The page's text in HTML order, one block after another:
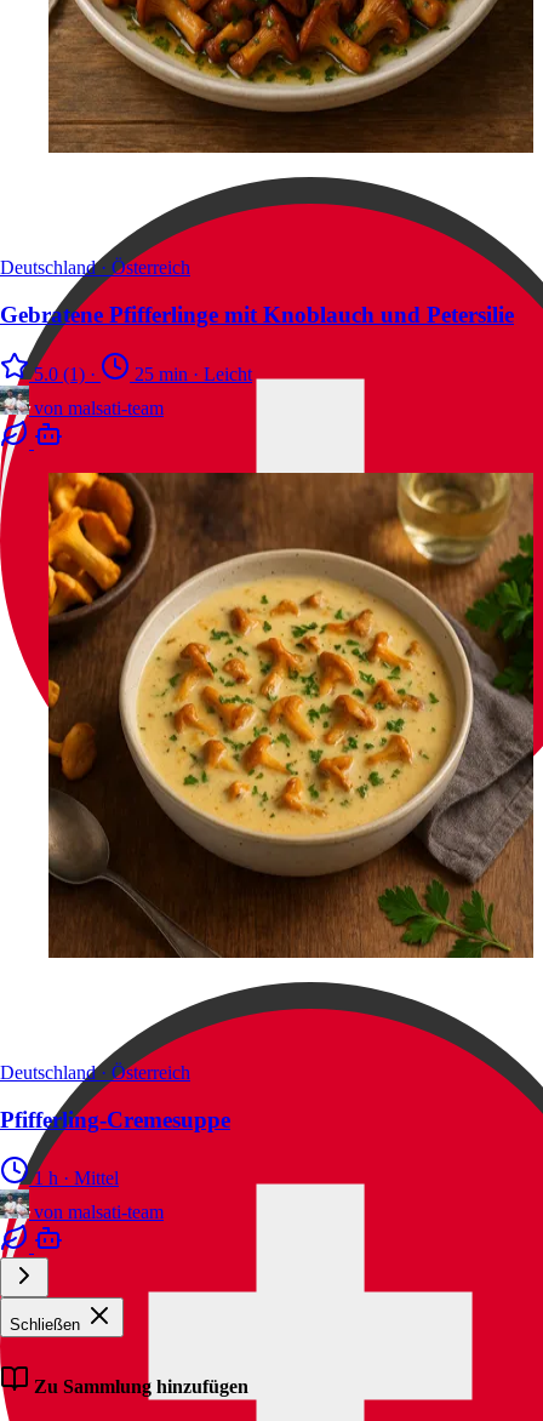
Deutschland · Österreich
Gebratene Pfifferlinge mit Knoblauch und Petersilie
5.0 (1) · 25 min · Leicht
von malsati-team
Deutschland · Österreich
Pfifferling-Cremesuppe
1 h · Mittel
von malsati-team
Schließen
Zu Sammlung hinzufügen